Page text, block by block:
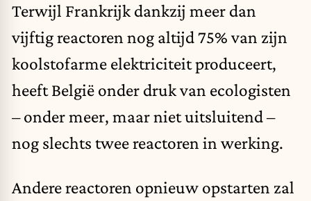
Terwijl Frankrijk dankzij meer dan
vijftig reactoren nog altijd 75% van zijn
koolstofarme elektriciteit produceert,
heeft België onder druk van ecologisten
– onder meer, maar niet uitsluitend –
nog slechts twee reactoren in werking.
Andere reactoren opnieuw opstarten zal